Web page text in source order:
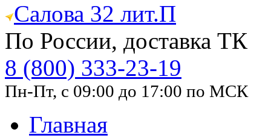
Салова 32 лит.П
По России, доставка ТК
8 (800) 333-23-19
Пн-Пт, с 09:00 до 17:00 по МСК
Главная